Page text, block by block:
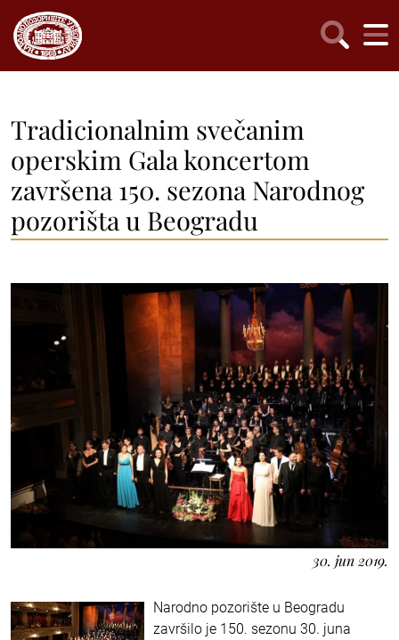
Tradicionalnim svečanim
operskim Gala koncertom
završena 150. sezona Narodnog
pozorišta u Beogradu
30. jun 2019.
Narodno pozorište u Beogradu
završilo je 150. sezonu 30. juna